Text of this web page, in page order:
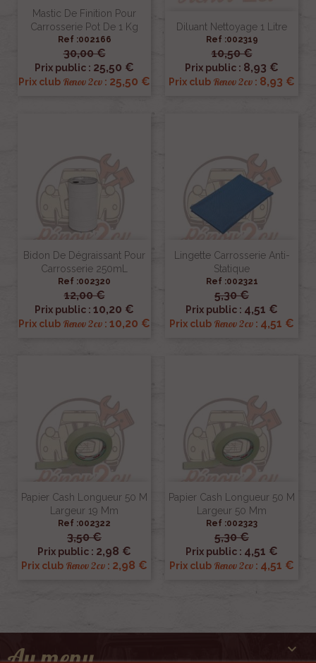
Mastic De Finition Pour
Carrosserie Pot De 1 Kg
Ref :002166
30,00 €
Prix public : 25,50 €
Prix club Renov 2cv : 25,50 €
Diluant Nettoyage 1 Litre
Ref :002319
10,50 €
Prix public : 8,93 €
Prix club Renov 2cv : 8,93 €
Bidon De Dégraissant Pour
Carrosserie 250mL
Ref :002320
12,00 €
Prix public : 10,20 €
Prix club Renov 2cv : 10,20 €
Lingette Carrosserie Anti-
Statique
Ref :002321
5,30 €
Prix public : 4,51 €
Prix club Renov 2cv : 4,51 €
Papier Cash Longueur 50 M
Largeur 19 Mm
Ref :002322
3,50 €
Prix public : 2,98 €
Prix club Renov 2cv : 2,98 €
Papier Cash Longueur 50 M
Largeur 50 Mm
Ref :002323
5,30 €
Prix public : 4,51 €
Prix club Renov 2cv : 4,51 €
